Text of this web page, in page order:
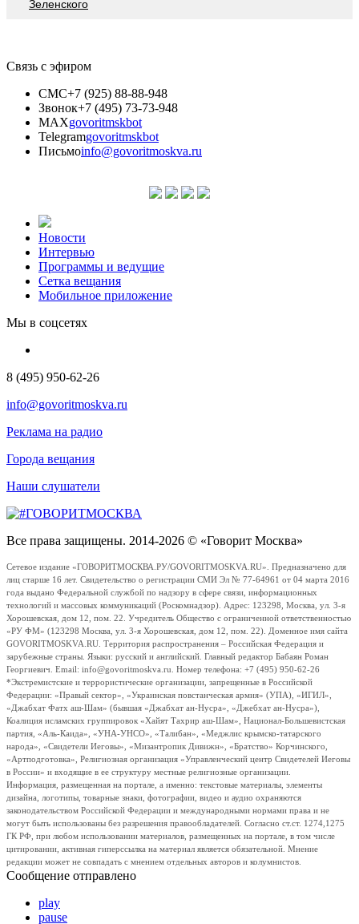
Зеленского
Связь с эфиром
СМС+7 (925) 88-88-948
Звонок+7 (495) 73-73-948
MAXgovoritmskbot
Telegramgovoritmskbot
Письмоinfo@govoritmoskva.ru
Новости
Интервью
Программы и ведущие
Сетка вещания
Мобильное приложение
Мы в соцсетях
8 (495) 950-62-26
info@govoritmoskva.ru
Реклама на радио
Города вещания
Наши слушатели
Все права защищены. 2014-2026 © «Говорит Москва»
Сетевое издание «ГОВОРИТМОСКВА.РУ/GOVORITMOSKVA.RU». Предназначено для
лиц старше 16 лет. Свидетельство о регистрации СМИ Эл № 77-64961 от 04 марта 2016
года выдано Федеральной службой по надзору в сфере связи, информационных
технологий и массовых коммуникаций (Роскомнадзор). Адрес: 123298, Москва, ул. 3-я
Хорошевская, дом 12, пом. 22. Учредитель Общество с ограниченной ответственностью
«РУ ФМ» (123298 Москва, ул. 3-я Хорошевская, дом 12, пом. 22). Доменное имя сайта
GOVORITMOSKVA.RU. Территория распространения – Российская Федерация и
зарубежные страны. Языки: русский и английский. Главный редактор Бабаян Роман
Георгиевич. Email: info@govoritmoskva.ru. Номер телефона: +7 (495) 950-62-26
*Экстремистские и террористические организации, запрещенные в Российской
Федерации: «Правый сектор», «Украинская повстанческая армия» (УПА), «ИГИЛ»,
«Джабхат Фатх аш-Шам» (бывшая «Джабхат ан-Нусра», «Джебхат ан-Нусра»),
Коалиция исламских группировок «Хайят Тахрир аш-Шам», Национал-Большевистская
партия, «Аль-Каида», «УНА-УНСО», «Талибан», «Меджлис крымско-татарского
народа», «Свидетели Иеговы», «Мизантропик Дивижн», «Братство» Корчинского,
«Артподготовка», Религиозная организация «Управленческий центр Свидетелей Иеговы
в России» и входящие в ее структуру местные религиозные организации.
Информация, размещенная на портале, а именно: текстовые материалы, элементы
дизайна, логотипы, товарные знаки, фотографии, видео и аудио охраняются
законодательством Российской Федерации и международными нормами права и не
могут быть использованы без разрешения правообладателей. Согласно ст.ст. 1274,1275
ГК РФ, при любом использовании материалов, размещенных на портале, в том числе
цитировании, активная гиперссылка на материал является обязательной. Мнение
редакции может не совпадать с мнением отдельных авторов и колумнистов.
Сообщение отправлено
play
pause